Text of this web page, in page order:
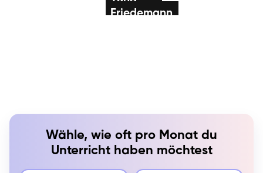
Klavier / Piano /
Friedemann
Wähle, wie oft pro Monat du
Unterricht haben möchtest